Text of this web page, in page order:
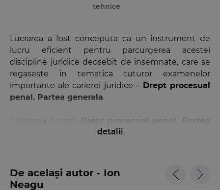
tehnice
Lucrarea a fost conceputa ca un instrument de
lucru eficient pentru parcurgerea acestei
discipline juridice deosebit de insemnate, care se
regaseste in tematica tuturor examenelor
importante ale carierei juridice – Drept procesual
penal. Partea generala.
Cuprinsul lucrarii
Drept procesual penal. Partea
generala. Mapa de seminar. Editia a 2-a
- peste 400 de teste-grila;
- decizii ale Curtii Constitutionale;
detalii
De același autor - Ion
Neagu